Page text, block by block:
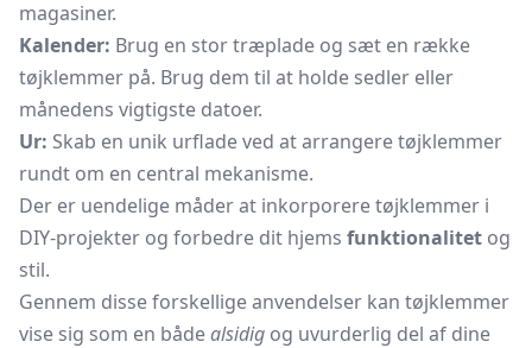
magasiner.
Kalender: Brug en stortræplade og sæt en række
tøjklemmer på. Brug dem til at holde sedler eller
månedens vigtigste datoer.
Ur: Skab en unik urflade ved at arrangere tøjklemmer
rundt om en central mekanisme.
Der er uendelige måder at inkorporere tøjklemmer i
DIY-projekter og forbedre dit hjems funktionalitet og
stil.
Gennem disse forskellige anvendelser kan tøjklemmer
vise sig som en bådealsidig og uvurderlig del af dine